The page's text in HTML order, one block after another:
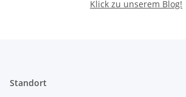
Klick zu unserem Blog!
Standort